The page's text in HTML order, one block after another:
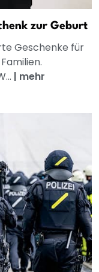
zur Geburt
Geschenke für
| mehr